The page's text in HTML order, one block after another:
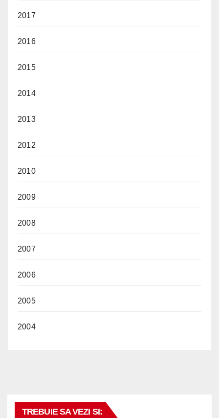
2017
2016
2015
2014
2013
2012
2010
2009
2008
2007
2006
2005
2004
TREBUIE SA VEZI SI: